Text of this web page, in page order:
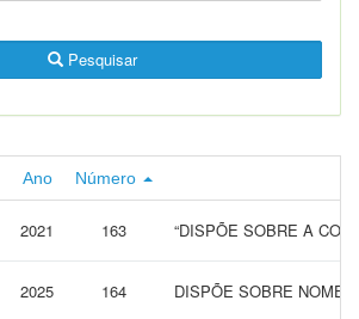
Pesquisar
Ano Número
2021 163 “DISPÕE SOBRE A
2025 164 DISPÕE SOBRE